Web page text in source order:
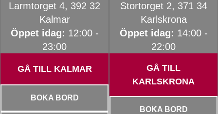
Larmtorget 4, 392 32
Kalmar
Öppet idag: 12:00 -
23:00
GÅ TILL KALMAR
BOKA BORD
Stortorget 2, 371 34
Karlskrona
Öppet idag: 14:00 -
22:00
GÅ TILL
KARLSKRONA
BOKA BORD